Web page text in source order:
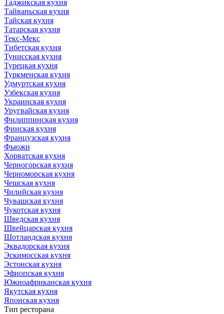
Таджикская кухня
Тайваньская кухня
Тайская кухня
Татарская кухня
Текс-Мекс
Тибетская кухня
Тунисская кухня
Турецкая кухня
Туркменская кухня
Удмуртская кухня
Узбекская кухня
Украинская кухня
Уругвайская кухня
Филиппинская кухня
Финская кухня
Французская кухня
Фьюжн
Хорватская кухня
Черногорская кухня
Черноморская кухня
Чешская кухня
Чилийская кухня
Чувашская кухня
Чукотская кухня
Шведская кухня
Швейцарская кухня
Шотландская кухня
Эквадорская кухня
Эскимосская кухня
Эстонская кухня
Эфиопская кухня
Южноафриканская кухня
Якутская кухня
Японская кухня
Тип ресторана